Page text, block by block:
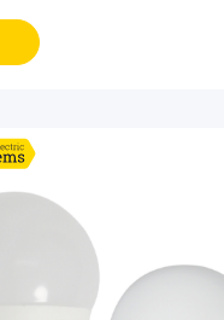
Ahorra
comparado con